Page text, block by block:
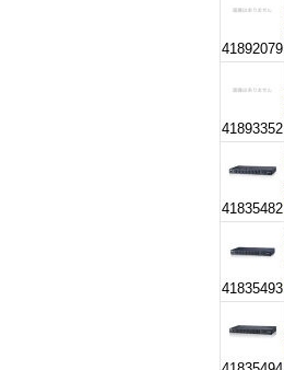
41892079
41893352
41835482
41835493